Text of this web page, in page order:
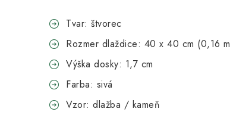
Tvar: štvorec
Rozmer dlaždice: 40 x 40 cm (0,16 m
Výška dosky: 1,7 cm
Farba: sivá
Vzor: dlažba / kameň